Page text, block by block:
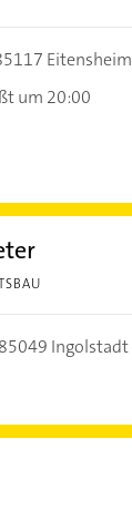
Eitensheim
um 20:00
85049 Ingolstadt